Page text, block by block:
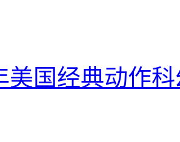
美国经典动作